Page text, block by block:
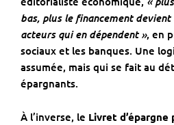
bas, plus le financement
acteurs qui en dépendent », en
sociaux et les banques. Une
assumée, mais qui se fait au
épargnants.
À l’inverse, le Livret d’épargne